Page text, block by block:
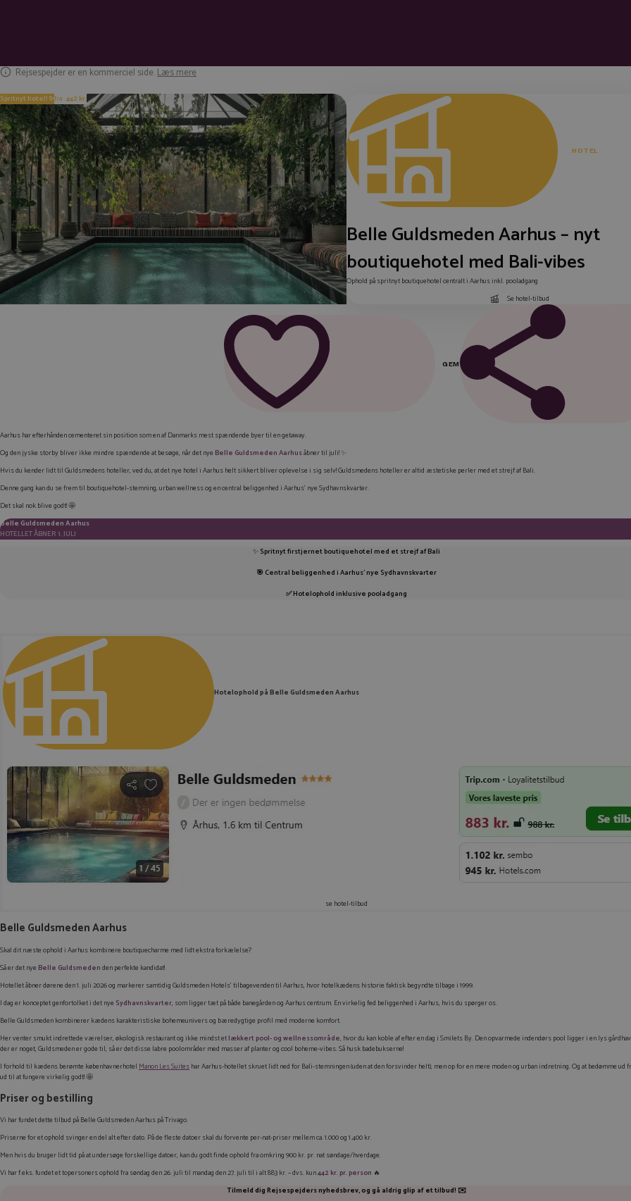
Rejsespejder er en kommerciel side.Læs mere
Spritnyt hotel! ✨fra 442 kr.
HOTEL
Belle Guldsmeden Aarhus – nyt
boutiquehotel med Bali-vibes
Ophold på spritnyt boutiquehotel centralt i Aarhus inkl. pooladgang
Se hotel-tilbud
GEM
Aarhus har efterhånden cementeret sin position som en af Danmarks mest spændende byer til en getaway.
Og den jyske storby bliver ikke mindre spændende at besøge, når det nyeBelle Guldsmeden Aarhusåbner til juli! ✨
Hvis du kender lidt til Guldsmedens hoteller, ved du, at det nye hotel i Aarhus helt sikkert bliver oplevelse i sig selv! Guldsmedens hoteller er altid æstetiske perler med et strejf af Bali.
Denne gang kan du se frem til boutiquehotel-stemning, urban wellness og en central beliggenhed i Aarhus’ nye Sydhavnskvarter.
Det skal nok blive godt! 🤩
Belle Guldsmeden Aarhus
HOTELLET ÅBNER 1. JULI
✨Spritnyt firstjernet boutiquehotel med et strejf af Bali
🎯 Central beliggenhed i Aarhus’ nye Sydhavnskvarter
✅ Hotelophold inklusive pooladgang
Hotelophold på Belle Guldsmeden Aarhus
se hotel-tilbud
Belle Guldsmeden Aarhus
Skal dit næste ophold i Aarhus kombinere boutiquecharme med lidt ekstra forkælelse?
Så er det nyeBelle Guldsmedenden perfekte kandidat!
Hotellet åbner dørene den 1. juli 2026 og markerer samtidig Guldsmeden Hotels’ tilbagevenden til Aarhus, hvor hotelkædens historie faktisk begyndte tilbage i 1999.
I dag er konceptet genfortolket i det nyeSydhavnskvarter, som ligger tæt på både banegården og Aarhus centrum. En virkelig fed beliggenhed i Aarhus, hvis du spørger os.
Belle Guldsmeden kombinerer kædens karakteristiske bohemeunivers og bæredygtige profil med moderne komfort.
Her venter smukt indrettede værelser, økologisk restaurant og ikke mindst etlækkert pool- og wellnessområde, hvor du kan koble af efter en dag i Smilets By. Den opvarmede indendørs pool ligger i en lys
der er noget, Guldsmeden er gode til, så er det disse labre poolområder med masser af planter og cool boheme-vibes. Så husk badebukserne!
I forhold til kædens berømte københavnerhotel Manon Les Suiteshar Aarhus-hotellet skruet lidt ned for Bali-stemningen (uden at den forsvinder helt), men op for en mere moden og urban indretning. Og at bedømme ud
ud til at fungere virkelig godt! 🤩
Priser og bestilling
Vi har fundet dette tilbud på Belle Guldsmeden Aarhus på Trivago.
Priserne for et ophold svinger en del alt efter dato. På de fleste datoer skal du forvente per-nat-priser mellem ca. 1.000 og 1.400 kr.
Men hvis du bruger lidt tid på at undersøge forskellige datoer, kan du godt finde ophold fra omkring 900 kr. pr. nat søndage/hverdage.
Vi har f.eks. fundet et topersoners ophold fra søndag den 26. juli til mandag den 27. juli til i alt 883 kr. – dvs. kun442 kr. pr. person 🔥
Tilmeld dig Rejsespejders nyhedsbrev, og gå aldrig glip af et tilbud! ✉️